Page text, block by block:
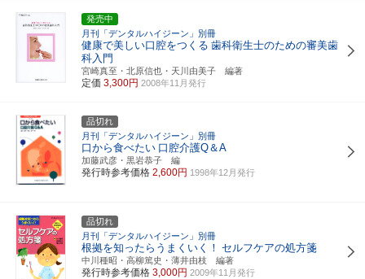
発売中
月刊「デンタルハイジーン」別冊
健康で美しい口腔をつくる 歯科衛生士のための審美歯
科入門
宮崎真至・北原信也・天川由美子 編著
定価 3,300円 2008年11月発行
品切れ
月刊「デンタルハイジーン」別冊
口から食べたい 口腔介護Q＆A
加藤武彦・黒岩恭子 編
発行時参考価格 2,600円 1998年12月発行
品切れ
月刊「デンタルハイジーン」別冊
根拠を知ったらうまくいく！ セルフケアの処方箋
中川種昭・高柳篤史・薄井由枝 編著
発行時参考価格 3,000円 2009年11月発行